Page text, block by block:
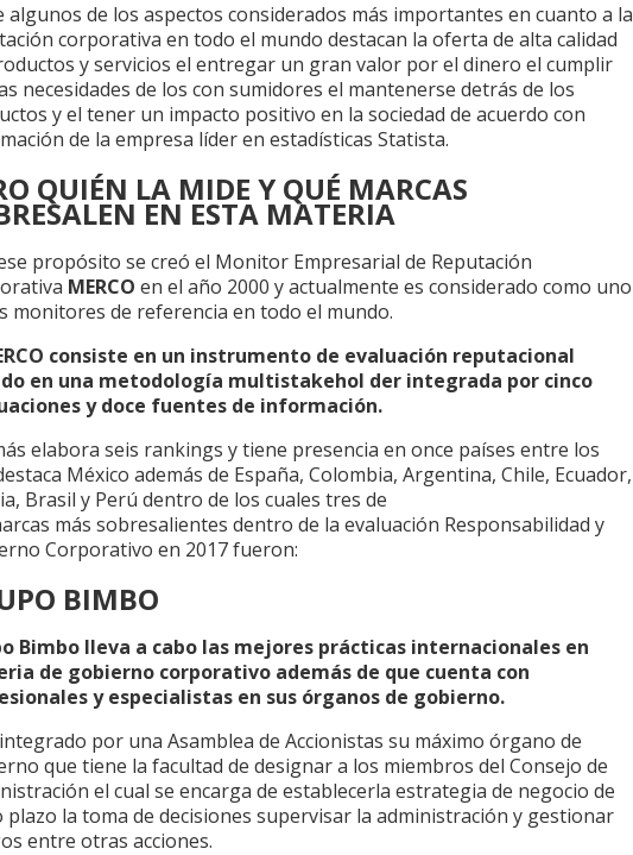
algunos de los aspectos considerados más importantes en cuanto a la
corporativa en todo el mundo destacan la oferta de alta calidad
y servicios el entregar un gran valor por el dinero el cumplir
necesidades de los con sumidores el mantenerse detrás de los
y el tener un impacto positivo en la sociedad de acuerdo con
de la empresa líder en estadísticas Statista.
QUIÉN LA MIDE Y QUÉ MARCAS
EN ESTA MATERIA
propósito se creó el Monitor Empresarial de Reputación
MERCO en el año 2000 y actualmente es considerado como uno
monitores de referencia en todo el mundo.
consiste en un instrumento de evaluación reputacional
en una metodología multistakehol der integrada por cinco
y doce fuentes de información.
elabora seis rankings y tiene presencia en once países entre los
México además de España, Colombia, Argentina, Chile, Ecuador,
Brasil y Perú dentro de los cuales tres de
más sobresalientes dentro de la evaluación Responsabilidad y
Corporativo en 2017 fueron:
BIMBO
Bimbo lleva a cabo las mejores prácticas internacionales en
de gobierno corporativo además de que cuenta con
y especialistas en sus órganos de gobierno.
por una Asamblea de Accionistas su máximo órgano de
que tiene la facultad de designar a los miembros del Consejo de
el cual se encarga de establecerla estrategia de negocio de
plazo la toma de decisiones supervisar la administración y gestionar
entre otras acciones.